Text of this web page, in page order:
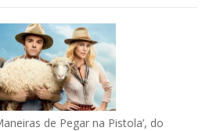
de Pegar na Pistola’, do